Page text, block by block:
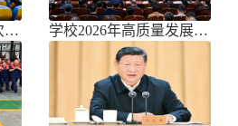
青岛农业大学八届三次双代会胜利召开 学校2026年高质量发展大会召开